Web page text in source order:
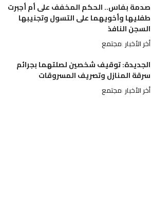
صدمة بفاس.. الحكم المخفف على أم أجبرت
طفليها وأخويهما على التسول وتجنيبها
السجن النافذ
أخر الأخبار مجتمع
الجديدة: توقيف شخصين لصلتهما بجرائم
سرقة المنازل وتصريف المسروقات
أخر الأخبار مجتمع